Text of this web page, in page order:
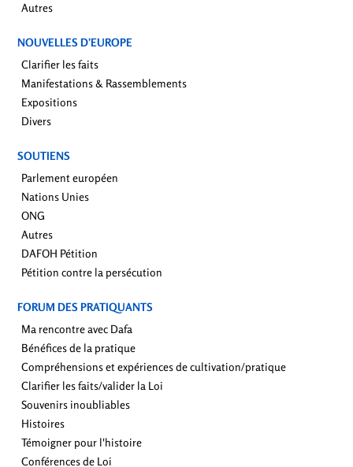
Autres
NOUVELLES D’EUROPE
Clarifier les faits
Manifestations & Rassemblements
Expositions
Divers
SOUTIENS
Parlement européen
Nations Unies
ONG
Autres
DAFOH Pétition
Pétition contre la persécution
FORUM DES PRATIQUANTS
Ma rencontre avec Dafa
Bénéfices de la pratique
Compréhensions et expériences de cultivation/pratique
Clarifier les faits/valider la Loi
Souvenirs inoubliables
Histoires
Témoigner pour l'histoire
Conférences de Loi